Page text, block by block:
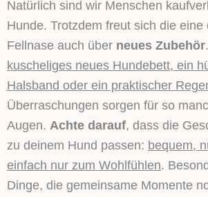
Natürlich sind wir Menschen
Hunde. Trotzdem freut sich die eine
Fellnase auch über neues Zubehör
kuscheliges neues Hundebett, ein
Halsband oder ein praktischer
Überraschungen sorgen für so
Augen. Achte darauf, dass die
zu deinem Hund passen: bequem,
einfach nur zum Wohlfühlen.
Dinge, die gemeinsame Momente